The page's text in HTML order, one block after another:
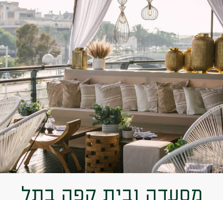
מסעדה ובית קפה בתל